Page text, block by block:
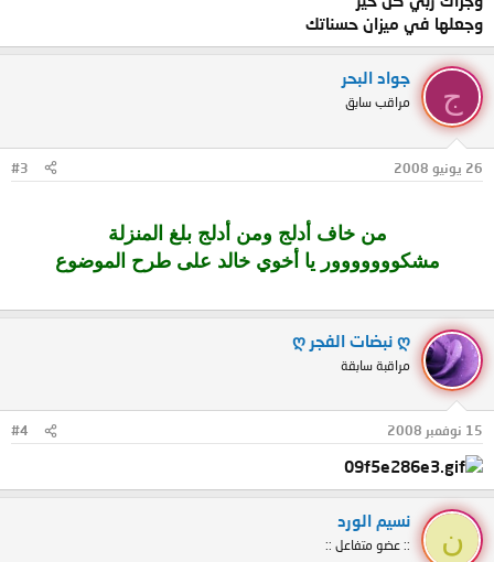
وجعلها في ميزان حسناتك
ج
جواد البحر
مراقب سابق
26 يونيو 2008 #3
من خاف أدلج ومن أدلج بلغ المنزلة
مشكووووووور يا أخوي خالد على طرح الموضوع
ღ نبضات الفجر ღ
مراقبة سابقة
15 نوفمبر 2008 #4
ن
نسيم الورد
:: عضو متفاعل ::